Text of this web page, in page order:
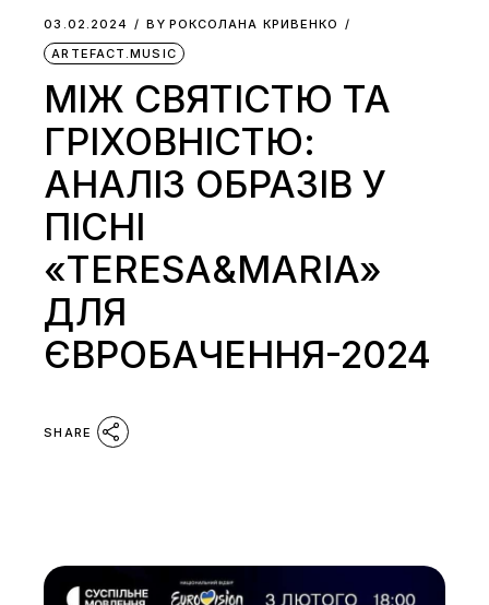
03.02.2024 BY РОКСОЛАНА КРИВЕНКО
ARTEFACT.MUSIC
МІЖ СВЯТІСТЮ ТА
ГРІХОВНІСТЮ:
АНАЛІЗ ОБРАЗІВ У
ПІСНІ
«TERESA&MARIA»
ДЛЯ
ЄВРОБАЧЕННЯ-2024
SHARE